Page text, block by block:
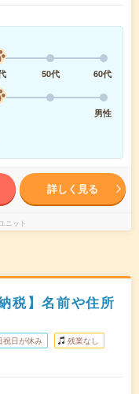
50代
60代
男性
詳しく見る
ニット
税】名前や住所
祝日が休み 残業なし